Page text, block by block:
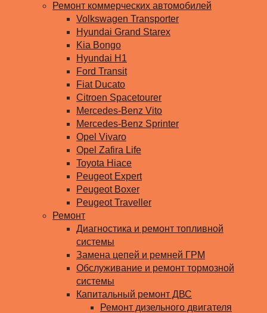
Ремонт коммерческих автомобилей
Volkswagen Transporter
Hyundai Grand Starex
Kia Bongo
Hyundai H1
Ford Transit
Fiat Ducato
Citroen Spacetourer
Mercedes-Benz Vito
Mercedes-Benz Sprinter
Opel Vivaro
Opel Zafira Life
Toyota Hiace
Peugeot Expert
Peugeot Boxer
Peugeot Traveller
Ремонт
Диагностика и ремонт топливной
системы
Замена цепей и ремней ГРМ
Обслуживание и ремонт тормозной
системы
Капитальный ремонт ДВС
Ремонт дизельного двигателя